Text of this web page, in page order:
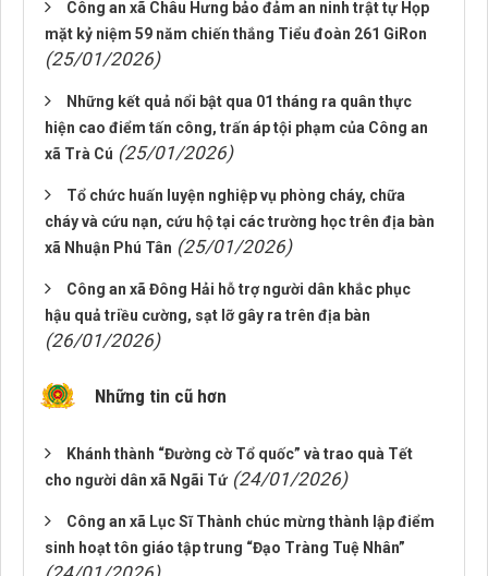
Công an xã Châu Hưng bảo đảm an ninh trật tự Họp
mặt kỷ niệm 59 năm chiến thắng Tiểu đoàn 261 GiRon
(25/01/2026)
Những kết quả nổi bật qua 01 tháng ra quân thực
hiện cao điểm tấn công, trấn áp tội phạm của Công an
xã Trà Cú (25/01/2026)
Tổ chức huấn luyện nghiệp vụ phòng cháy, chữa
cháy và cứu nạn, cứu hộ tại các trường học trên địa bàn
xã Nhuận Phú Tân (25/01/2026)
Công an xã Đông Hải hỗ trợ người dân khắc phục
hậu quả triều cường, sạt lỡ gây ra trên địa bàn
(26/01/2026)
Những tin cũ hơn
Khánh thành “Đường cờ Tổ quốc” và trao quà Tết
cho người dân xã Ngãi Tứ (24/01/2026)
Công an xã Lục Sĩ Thành chúc mừng thành lập điểm
sinh hoạt tôn giáo tập trung “Đạo Tràng Tuệ Nhân”